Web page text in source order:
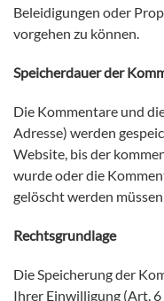
Beleidigungen oder
vorgehen zu können.
Speicherdauer der
Die Kommentare und
Adresse) werden
Website, bis der
wurde oder die
gelöscht werden
Rechtsgrundlage
Die Speicherung der
Ihrer Einwilligung (Art. 6